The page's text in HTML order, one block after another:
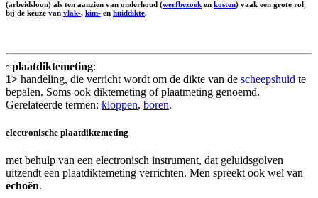
(arbeidsloon) als ten aanzien van onderhoud (werfbezoek en kosten) vaak een grote rol,
bij de keuze van vlak-, kim- en huiddikte.
~plaatdiktemeting:
1> handeling, die verricht wordt om de dikte van de scheepshuid te
bepalen. Soms ook diktemeting of plaatmeting genoemd.
Gerelateerde termen: kloppen, boren.
electronische plaatdiktemeting
met behulp van een electronisch instrument, dat geluidsgolven
uitzendt een plaatdiktemeting verrichten. Men spreekt ook wel van
echoën.